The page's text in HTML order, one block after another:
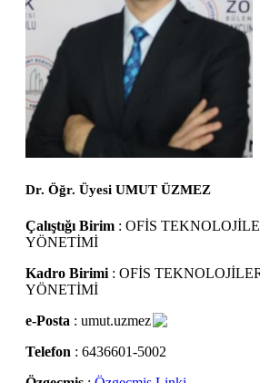
Dr. Öğr. Üyesi UMUT ÜZMEZ
Çalıştığı Birim : OFİS
YÖNETİMİ
Kadro Birimi : OFİS
YÖNETİMİ
e-Posta : umut.uzmez
Telefon : 6436601-5002